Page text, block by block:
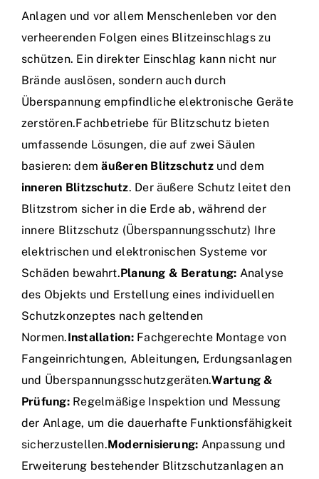
Anlagen und vor allem Menschenleben vor den
verheerenden Folgen eines Blitzeinschlags zu
schützen. Ein direkter Einschlag kann nicht nur
Brände auslösen, sondern auch durch
Überspannung empfindliche elektronische Geräte
zerstören.Fachbetriebe für Blitzschutz bieten
umfassende Lösungen, die auf zwei Säulen
basieren: demäußeren Blitzschutzund dem
inneren Blitzschutz. Der äußere Schutz leitet den
Blitzstrom sicher in die Erde ab, während der
innere Blitzschutz (Überspannungsschutz) Ihre
elektrischen und elektronischen Systeme vor
Schäden bewahrt.Planung & Beratung: Analyse
des Objekts und Erstellung eines individuellen
Schutzkonzeptes nach geltenden
Normen.Installation:Fachgerechte Montage von
Fangeinrichtungen, Ableitungen, Erdungsanlagen
und Überspannungsschutzgeräten.Wartung &
Prüfung:Regelmäßige Inspektion und Messung
der Anlage, um die dauerhafte Funktionsfähigkeit
sicherzustellen.Modernisierung: Anpassung und
Erweiterung bestehender Blitzschutzanlagen an